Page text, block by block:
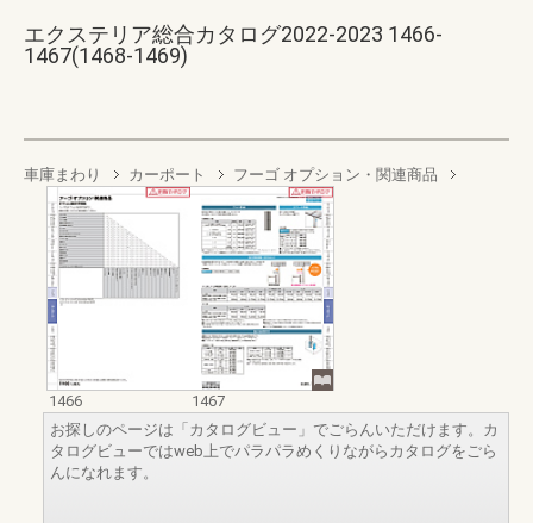
エクステリア総合カタログ2022-2023 1466-
1467(1468-1469)
車庫まわり カーポート フーゴ オプション・関連商品
1466
1467
お探しのページは「カタログビュー」でごらんいただけます。カ
タログビューではweb上でパラパラめくりながらカタログをごら
んになれます。